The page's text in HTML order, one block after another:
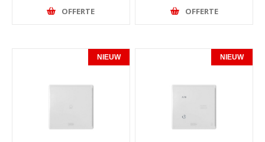
OFFERTE OFFERTE
NIEUW NIEUW